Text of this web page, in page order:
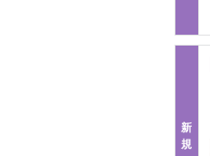
新
規